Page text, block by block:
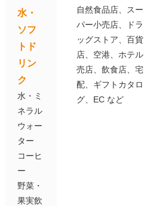
自然食品店、スー
パー小売店、ドラ
ッグストア、百貨
店、空港、ホテル
売店、飲食店、宅
配、ギフトカタロ
グ、EC など
水・
ソフ
トド
リン
ク
水・ミ
ネラル
ウォー
ター
コーヒ
ー
野菜・
果実飲